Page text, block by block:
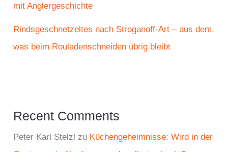
mit Anglergeschichte
Rindsgeschnetzeltes nach Stroganoff-Art – aus dem,
was beim Rouladenschneiden übrig bleibt
Recent Comments
Peter Karl Stelzl zu Küchengeheimnisse: Wird in der